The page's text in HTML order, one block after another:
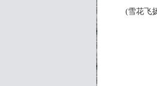
(雪花飞扬